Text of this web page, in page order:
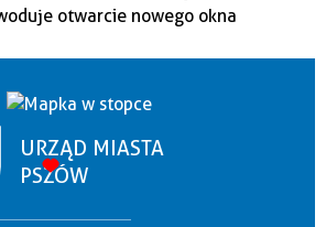
URZĄD MIASTA
PSZÓW